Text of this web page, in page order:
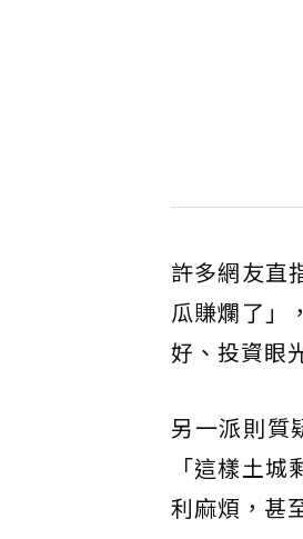
許多網友直
瓜賺爛了」
好、投資眼
另一派則質
「這樣土
利麻煩，甚